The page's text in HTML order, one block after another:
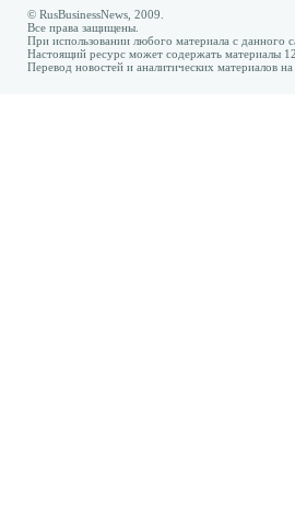
© RusBusinessNews, 2009.
Все права защищены.
При использовании любого материала с данного
Настоящий ресурс может содержать материалы
Перевод новостей и аналитических материалов